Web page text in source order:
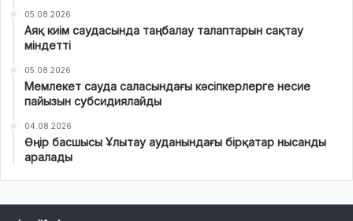
05.08.2026
Аяқ киім саудасында таңбалау талаптарын сақтау
міндетті
05.08.2026
Мемлекет сауда саласындағы кәсіпкерлерге несие
пайызын субсидиялайды
04.08.2026
Өңір басшысы Ұлытау ауданындағы бірқатар нысанды
аралады